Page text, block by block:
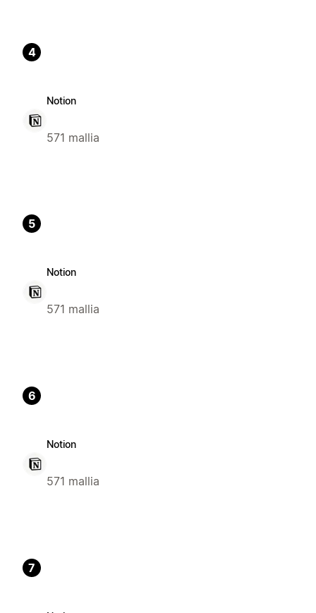
4
Notion
571 mallia
5
Notion
571 mallia
6
Notion
571 mallia
7